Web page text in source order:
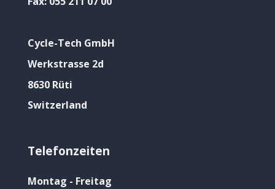
Cycle-Tech GmbH
Werkstrasse 2d
8630 Rüti
Switzerland
Telefonzeiten
Montag - Freitag